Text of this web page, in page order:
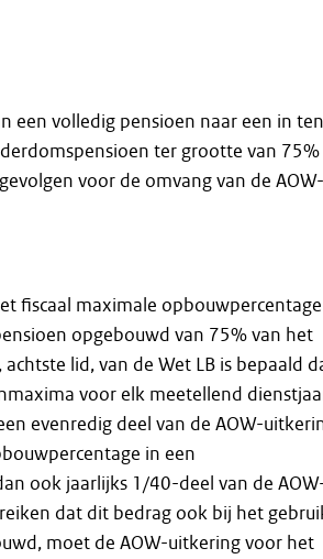
een volledig pensioen naar een in ten
ter grootte van 75%
voor de omvang van de AOW-
fiscaal maximale opbouwpercentage
opgebouwd van 75% van het
lid, van de Wet LB is bepaald
voor elk meetellend
evenredig deel van de AOW-
in een
ook jaarlijks 1/40-deel van de
dat dit bedrag ook bij het
moet de AOW-uitkering voor het